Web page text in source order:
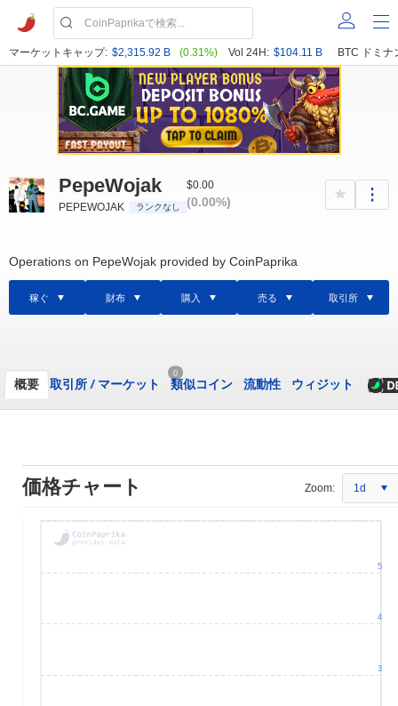
マーケットキャップ: $2,315.92 B (0.31%) Vol 24H: $104.11 B BTC ドミナ
PepeWojak
PEPEWOJAK ランクなし
$0.00
(0.00%)
Operations on PepeWojak provided by CoinPaprika
稼ぐ 財布 購入 売る 取引所
概要 取引所 /マーケット
0
類似コイン 流動性 ウィジット
価格チャート Zoom: 1d
3
4
5